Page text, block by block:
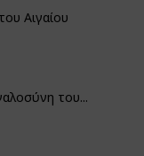
Αιγαίου
του...